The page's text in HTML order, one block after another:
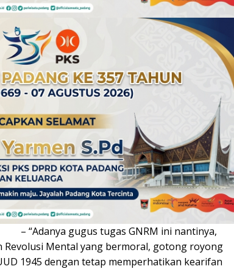
“Adanya gugus tugas GNRM ini nantinya,
Revolusi Mental yang bermoral, gotong royong
1945 dengan tetap memperhatikan kearifan